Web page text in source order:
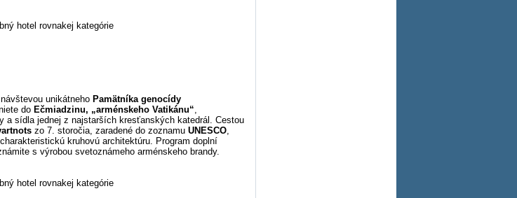
hotel rovnakej kategórie
unikátneho Pamätníka genocídy
do Ečmiadzinu, „arménskeho Vatikánu“,
a sídla jednej z najstarších kresťanských katedrál. Cestou
zo 7. storočia, zaradené do zoznamu UNESCO,
kruhovú architektúru. Program doplní
s výrobou svetoznámeho arménskeho brandy.
hotel rovnakej kategórie